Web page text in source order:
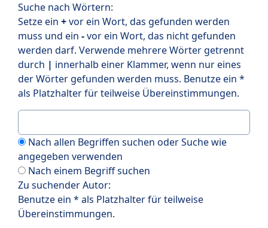
Suche nach Wörtern:
Setze ein +vor ein Wort, das gefunden werden
muss und ein -vor ein Wort, das nicht gefunden
werden darf. Verwende mehrere Wörter getrennt
durch | innerhalb einer Klammer, wenn nur eines
der Wörter gefunden werden muss. Benutze ein *
als Platzhalter für teilweise Übereinstimmungen.
Nach allen Begriffen suchen oder Suche wie
angegeben verwenden
Nach einem Begriff suchen
Zu suchender Autor:
Benutze ein * als Platzhalter für teilweise
Übereinstimmungen.